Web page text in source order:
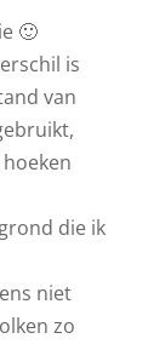
🙂
is
van
die ik
niet
zo